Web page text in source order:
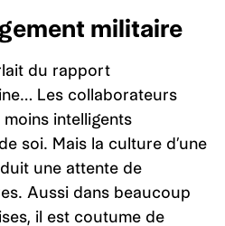
militaire
du rapport
Les collaborateurs
intelligents
soi. Mais la culture d’une
une attente de
Aussi dans beaucoup
il est coutume de